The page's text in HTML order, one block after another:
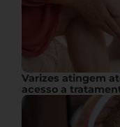
Varizes atingem
acesso a